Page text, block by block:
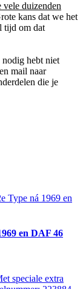
vele duizenden
kans dat we het
tijd om dat
hebt niet
mail naar
die je
en DAF 46